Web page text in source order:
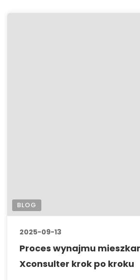
BLOG
2025-09-13
Proces wynajmu
Xconsulter krok po kroku